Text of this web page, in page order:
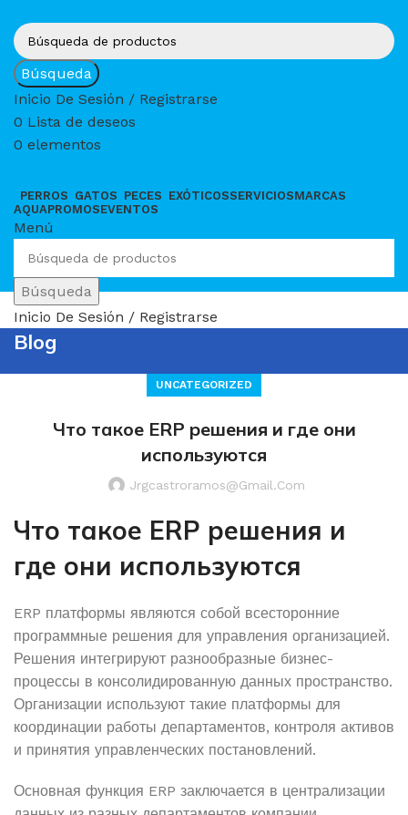
Búsqueda
Inicio De Sesión / Registrarse
0 Lista de deseos
0 elementos
PERROS GATOS PECES EXÓTICOSSERVICIOSMARCAS
AQUAPROMOSEVENTOS
Menú
Búsqueda
Inicio De Sesión / Registrarse
Blog
UNCATEGORIZED
Что такое ERP решения и где они
используются
Jrgcastroramos@gmail.com
Что такое ERP решения и
где они используются
ERP платформы являются собой всесторонние
программные решения для управления организацией.
Решения интегрируют разнообразные бизнес-
процессы в консолидированную данных пространство.
Организации используют такие платформы для
координации работы департаментов, контроля активов
и принятия управленческих постановлений.
Основная функция ERP заключается в централизации